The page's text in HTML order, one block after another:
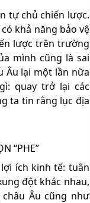
tự chủ chiến lược.
khả năng bảo vệ
lược trên trường
mình cũng là sai
Âu lại một lần nữa
quay trở lại các
ta tin rằng lục địa
“PHE”
ích kinh tế: tuân
đột khác nhau,
châu Âu cũng như